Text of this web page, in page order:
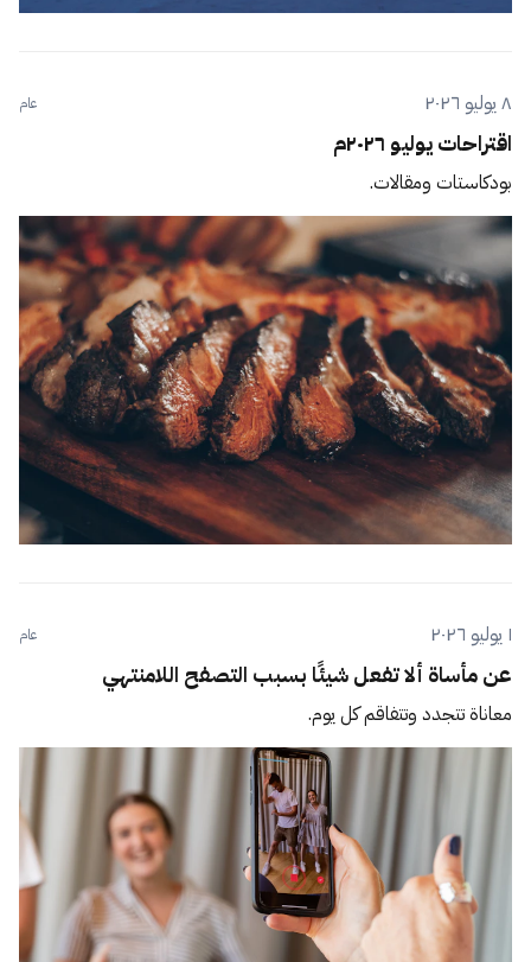
٨ يوليو ٢٠٢٦ عام
اقتراحات يوليو ٢٠٢٦م
بودكاستات ومقالات.
١ يوليو ٢٠٢٦ عام
عن مأساة ألا تفعل شيئًا بسبب التصفح اللامنتهي
معاناة تتجدد وتتفاقم كل يوم.